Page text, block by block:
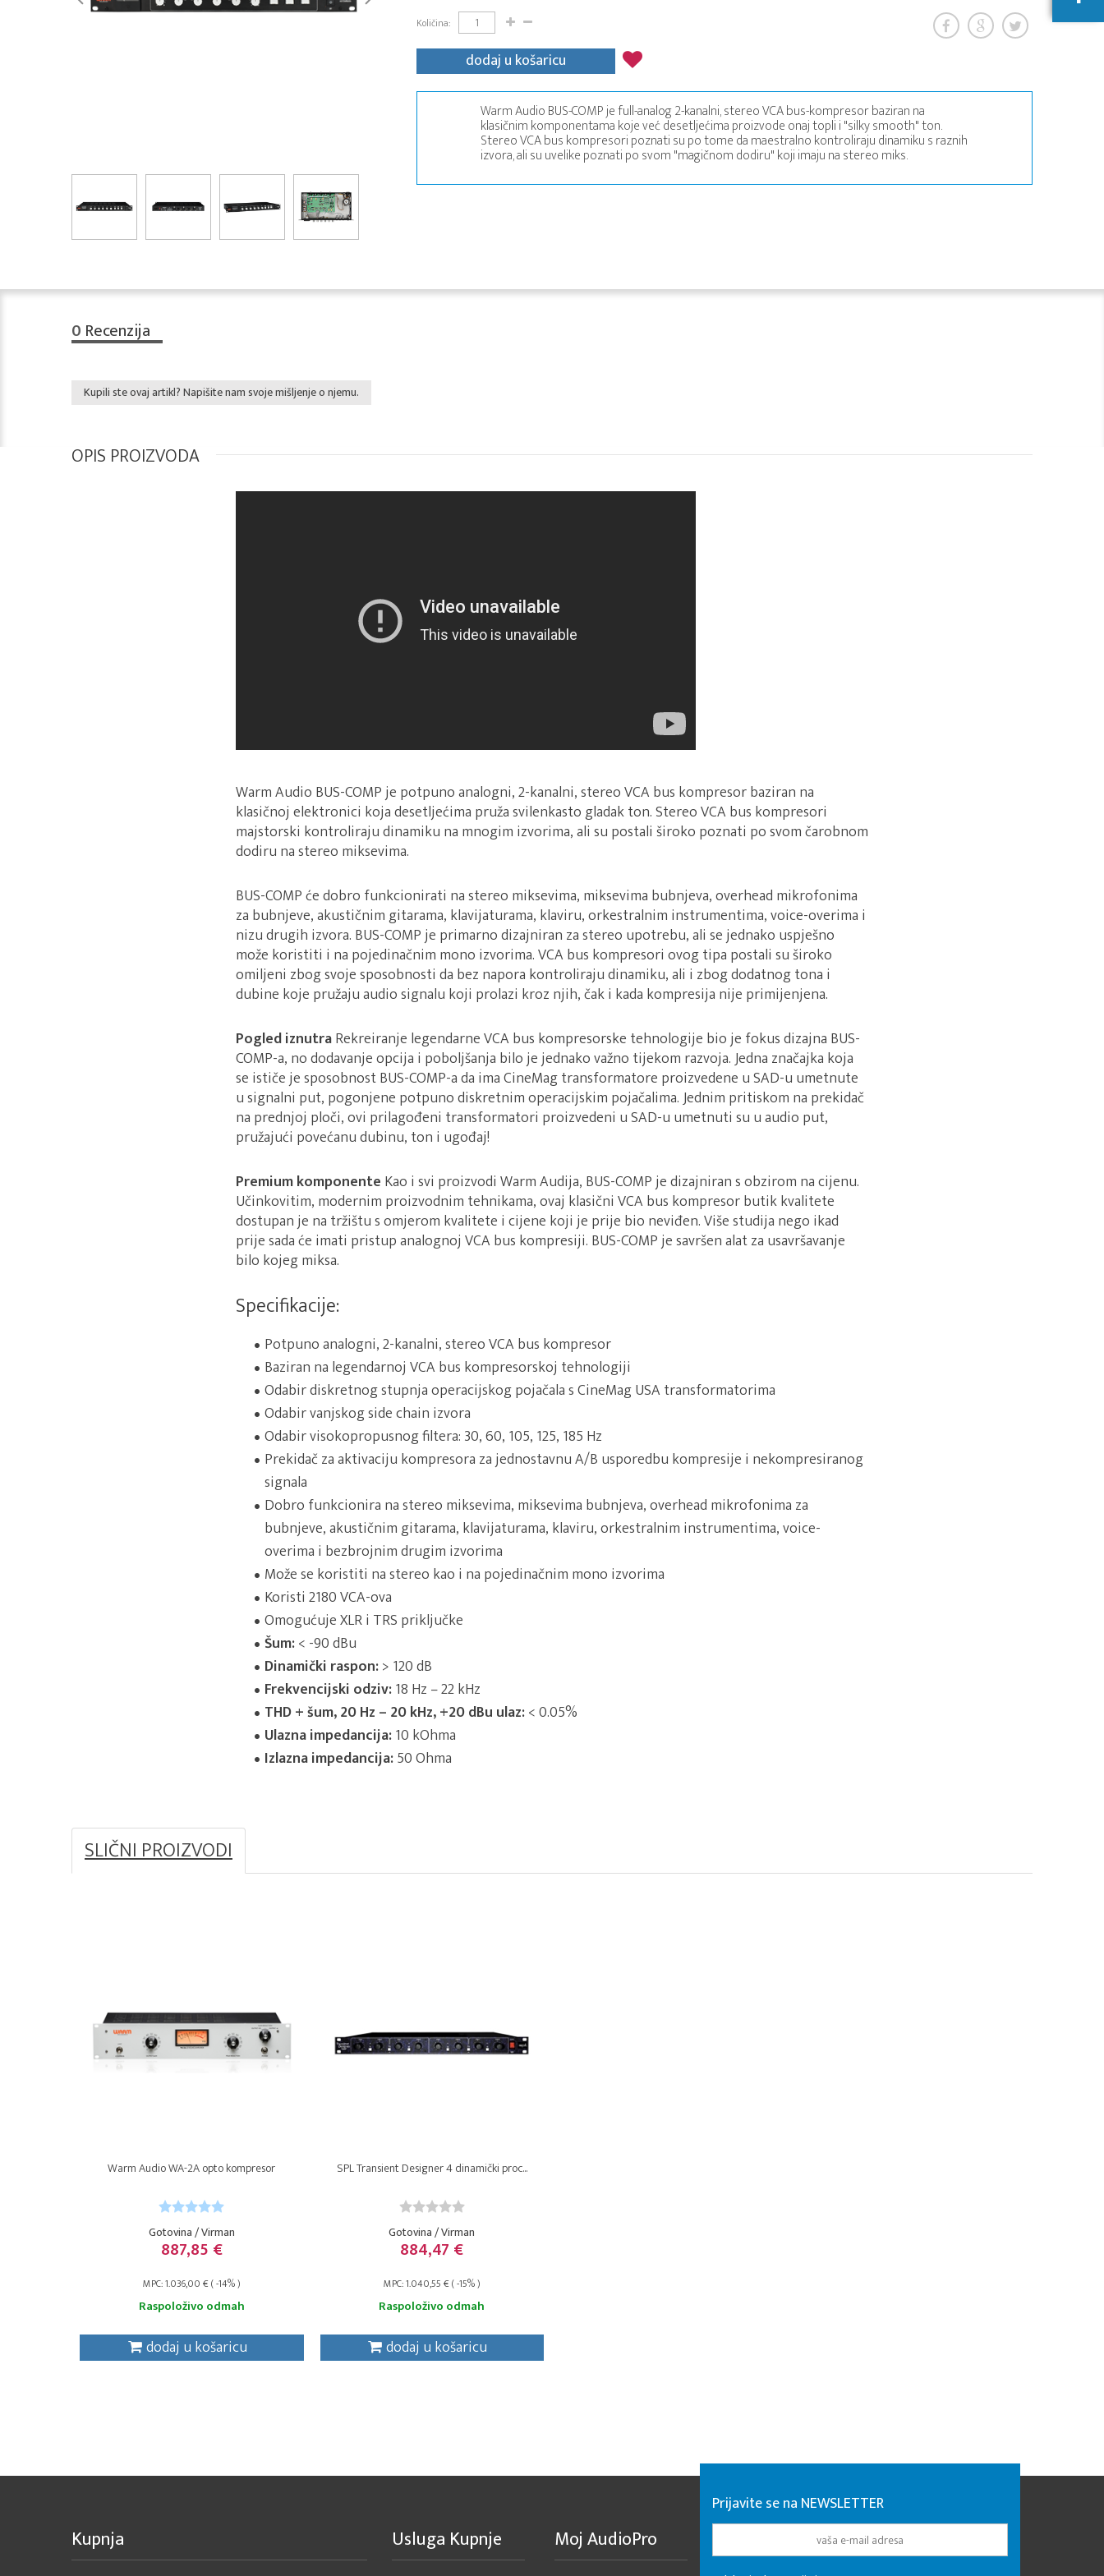
Količina:
dodaj u košaricu
Warm Audio BUS-COMP je full-analog 2-kanalni, stereo VCA bus-kompresor baziran na
klasičnim komponentama koje već desetljećima proizvode onaj topli i "silky smooth" ton.
Stereo VCA bus kompresori poznati su po tome da maestralno kontroliraju dinamiku s raznih
izvora, ali su uvelike poznati po svom "magičnom dodiru" koji imaju na stereo miks.
0 Recenzija
Kupili ste ovaj artikl? Napišite nam svoje mišljenje o njemu.
OPIS PROIZVODA
Warm Audio BUS-COMP je potpuno analogni, 2-kanalni, stereo VCA bus kompresor baziran na
klasičnoj elektronici koja desetljećima pruža svilenkasto gladak ton. Stereo VCA bus kompresori
majstorski kontroliraju dinamiku na mnogim izvorima, ali su postali široko poznati po svom čarobnom
dodiru na stereo miksevima.
BUS-COMP će dobro funkcionirati na stereo miksevima, miksevima bubnjeva, overhead mikrofonima
za bubnjeve, akustičnim gitarama, klavijaturama, klaviru, orkestralnim instrumentima, voice-overima i
nizu drugih izvora. BUS-COMP je primarno dizajniran za stereo upotrebu, ali se jednako uspješno
može koristiti i na pojedinačnim mono izvorima. VCA bus kompresori ovog tipa postali su široko
omiljeni zbog svoje sposobnosti da bez napora kontroliraju dinamiku, ali i zbog dodatnog tona i
dubine koje pružaju audio signalu koji prolazi kroz njih, čak i kada kompresija nije primijenjena.
Pogled iznutraRekreiranje legendarne VCA bus kompresorske tehnologije bio je fokus dizajna BUS-
COMP-a, no dodavanje opcija i poboljšanja bilo je jednako važno tijekom razvoja. Jedna značajka koja
se ističe je sposobnost BUS-COMP-a da ima CineMag transformatore proizvedene u SAD-u umetnute
u signalni put, pogonjene potpuno diskretnim operacijskim pojačalima. Jednim pritiskom na prekidač
na prednjoj ploči, ovi prilagođeni transformatori proizvedeni u SAD-u umetnuti su u audio put,
pružajući povećanu dubinu, ton i ugođaj!
Premium komponente Kao i svi proizvodi Warm Audija, BUS-COMP je dizajniran s obzirom na cijenu.
Učinkovitim, modernim proizvodnim tehnikama, ovaj klasični VCA bus kompresor butik kvalitete
dostupan je na tržištu s omjerom kvalitete i cijene koji je prije bio neviđen. Više studija nego ikad
prije sada će imati pristup analognoj VCA bus kompresiji. BUS-COMP je savršen alat za usavršavanje
bilo kojeg miksa.
Specifikacije:
Potpuno analogni, 2-kanalni, stereo VCA bus kompresor
Baziran na legendarnoj VCA bus kompresorskoj tehnologiji
Odabir diskretnog stupnja operacijskog pojačala s CineMag USA transformatorima
Odabir vanjskog side chain izvora
Odabir visokopropusnog filtera: 30, 60, 105, 125, 185 Hz
Prekidač za aktivaciju kompresora za jednostavnu A/B usporedbu kompresije i nekompresiranog
signala
Dobro funkcionira na stereo miksevima, miksevima bubnjeva, overhead mikrofonima za
bubnjeve, akustičnim gitarama, klavijaturama, klaviru, orkestralnim instrumentima, voice-
overima i bezbrojnim drugim izvorima
Može se koristiti na stereo kao i na pojedinačnim mono izvorima
Koristi 2180 VCA-ova
Omogućuje XLR i TRS priključke
Šum:< -90 dBu
Dinamički raspon:> 120 dB
Frekvencijski odziv:18 Hz – 22 kHz
THD + šum, 20 Hz – 20 kHz, +20 dBu ulaz:< 0.05%
Ulazna impedancija:10 kOhma
Izlazna impedancija:50 Ohma
SLIČNI PROIZVODI
Warm Audio WA-2A opto kompresor
Gotovina / Virman
887,85 €
MPC: 1.036,00 € ( -14% )
Raspoloživo odmah
dodaj u košaricu
SPL Transient Designer 4 dinamički proc...
Gotovina / Virman
884,47 €
MPC: 1.040,55 € ( -15% )
Raspoloživo odmah
dodaj u košaricu
Kupnja Usluga Kupnje Moj AudioPro
Prijavite se na NEWSLETTER